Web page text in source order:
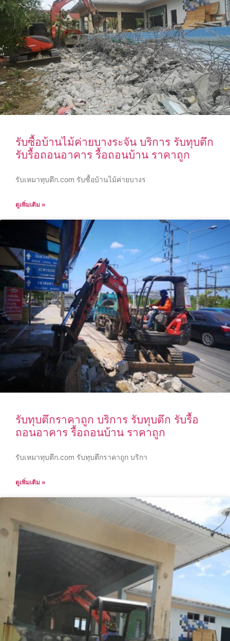
รับซื้อบ้านไม้ค่ายบางระจัน บริการ รับทุบตึก
รับรื้อถอนอาคาร รื้อถอนบ้าน ราคาถูก
รับเหมาทุบตึก.com รับซื้อบ้านไม้ค่ายบางร
ดูเพิ่มเติม »
รับทุบตึกราคาถูก บริการ รับทุบตึก รับรื้อ
ถอนอาคาร รื้อถอนบ้าน ราคาถูก
รับเหมาทุบตึก.com รับทุบตึกราคาถูก บริกา
ดูเพิ่มเติม »